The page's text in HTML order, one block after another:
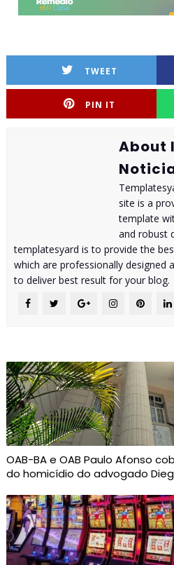
TWEET
PIN IT
About
site is a
template
and robust
templatesyard is to provide the
which are professionally designed
to deliver best result for your blog.
OAB-BA e OAB Paulo Afonso
do homicídio do advogado